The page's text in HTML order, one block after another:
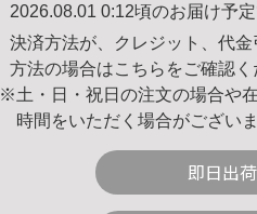
2026.08.01 0:12頃のお届け予定
決済方法が、クレジット、代
方法の場合はこちら をご確認く
※土・日・祝日の注文の場合や
時間をいただく場合がございま
即日出